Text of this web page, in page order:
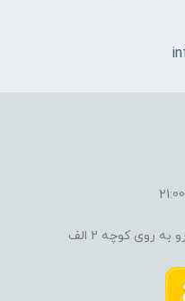
روی کوچه 2 الف